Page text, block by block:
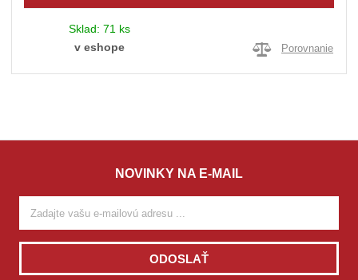
Sklad: 71 ks
v eshope
Porovnanie
NOVINKY NA E-MAIL
ODOSLAŤ